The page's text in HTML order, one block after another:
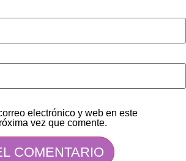
electrónico y web en este
vez que comente.